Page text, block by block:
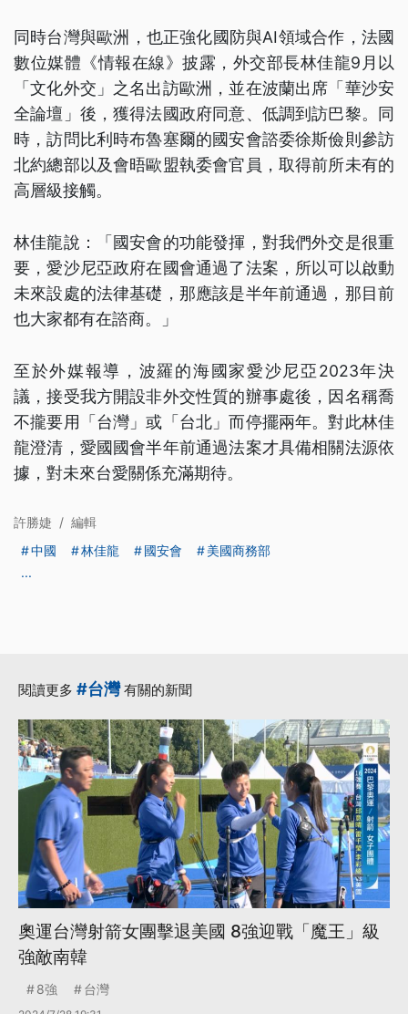
同時台灣與歐洲，也正強化國防與AI領域合作，法國
數位媒體《情報在線》披露，外交部長林佳龍9月以
「文化外交」之名出訪歐洲，並在波蘭出席「華沙安
全論壇」後，獲得法國政府同意、低調到訪巴黎。同
時，訪問比利時布魯塞爾的國安會諮委徐斯儉則參訪
北約總部以及會晤歐盟執委會官員，取得前所未有的
高層級接觸。
林佳龍說：「國安會的功能發揮，對我們外交是很重
要，愛沙尼亞政府在國會通過了法案，所以可以啟動
未來設處的法律基礎，那應該是半年前通過，那目前
也大家都有在諮商。」
至於外媒報導，波羅的海國家愛沙尼亞2023年決
議，接受我方開設非外交性質的辦事處後，因名稱喬
不攏要用「台灣」或「台北」而停擺兩年。對此林佳
龍澄清，愛國國會半年前通過法案才具備相關法源依
據，對未來台愛關係充滿期待。
許勝婕 / 編輯
中國
林佳龍 國安會
美國商務部
...
閱讀更多 #台灣有關的新聞
奧運台灣射箭女團擊退美國 8強迎戰「魔王」級
強敵南韓
8強 台灣